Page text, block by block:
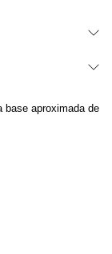
base aproximada de